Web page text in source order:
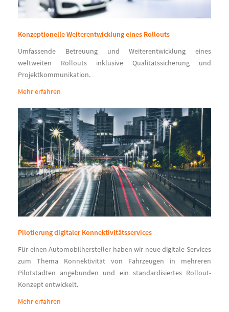
Konzeptionelle Weiterentwicklung eines Rollouts
Umfassende Betreuung und Weiterentwicklung eines
weltweiten Rollouts inklusive Qualitätssicherung und
Projektkommunikation.
Mehr erfahren
Pilotierung digitaler Konnektivitätsservices
Für einen Automobilhersteller haben wir neue digitale Services
zum Thema Konnektivität von Fahrzeugen in mehreren
Pilotstädten angebunden und ein standardisiertes Rollout-
Konzept entwickelt.
Mehr erfahren